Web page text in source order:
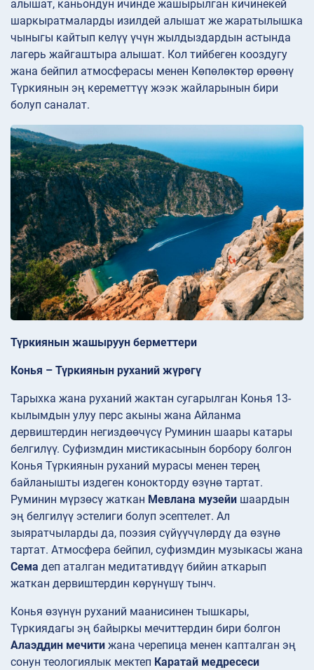
алышат, каньондун ичинде жашырылган кичинекей
шаркыратмаларды изилдей алышат же жаратылышка
чыныгы кайтып келүү үчүн жылдыздардын астында
лагерь жайгаштыра алышат. Кол тийбеген кооздугу
жана бейпил атмосферасы менен Көпөлөктөр өрөөнү
Түркиянын эң кереметтүү жээк жайларынын бири
болуп саналат.
Түркиянын жашыруун берметтери
Конья – Түркиянын руханий жүрөгү
Тарыхка жана руханий жактан сугарылган Конья 13-
кылымдын улуу перс акыны жана Айланма
дервиштердин негиздөөчүсү Руминин шаары катары
белгилүү. Суфизмдин мистикасынын борбору болгон
Конья Түркиянын руханий мурасы менен терең
байланышты издеген конокторду өзүнө тартат.
Руминин мүрзөсү жаткан Мевлана музейи шаардын
эң белгилүү эстелиги болуп эсептелет. Ал
зыяратчыларды да, поэзия сүйүүчүлөрдү да өзүнө
тартат. Атмосфера бейпил, суфизмдин музыкасы жана
Сема деп аталган медитативдүү бийин аткарып
жаткан дервиштердин көрүнүшү тынч.
Конья өзүнүн руханий маанисинен тышкары,
Түркиядагы эң байыркы мечиттердин бири болгон
Алаэддин мечити жана черепица менен капталган эң
сонун теологиялык мектеп Каратай медресеси